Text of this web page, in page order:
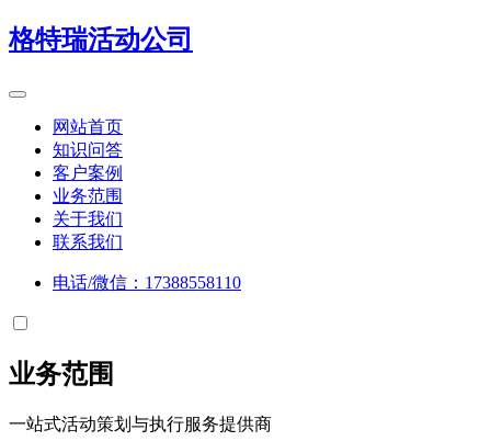
格特瑞活动公司
网站首页
知识问答
客户案例
业务范围
关于我们
联系我们
电话/微信：17388558110
业务范围
一站式活动策划与执行服务提供商